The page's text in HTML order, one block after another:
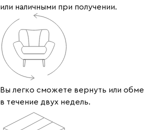
или наличными при получении.
Вы легко сможете вернуть или
в течение двух недель.